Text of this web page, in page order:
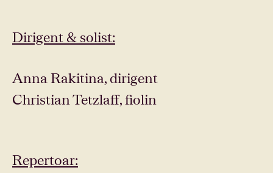
Dirigent & solist:
Anna Rakitina, dirigent
Christian Tetzlaff, fiolin
Repertoar: